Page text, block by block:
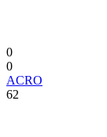
0
0
ACRO
62